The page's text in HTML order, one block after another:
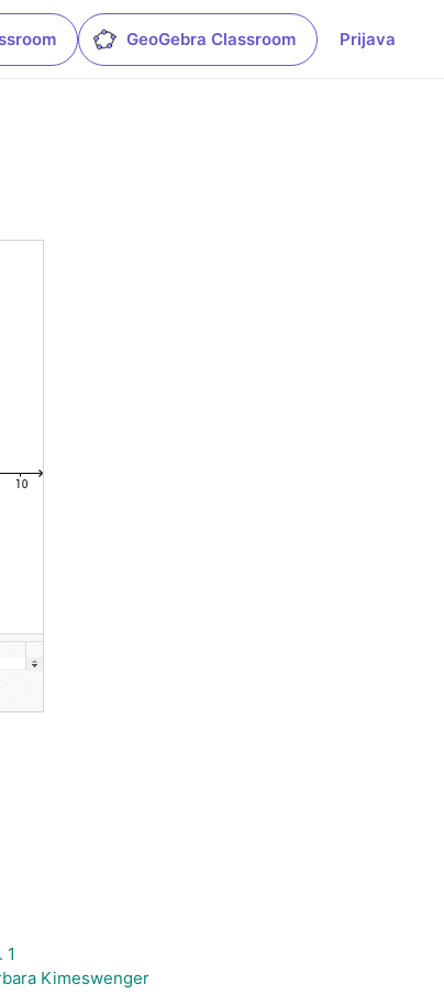
GeoGebra Classroom Prijava
1
Kimeswenger